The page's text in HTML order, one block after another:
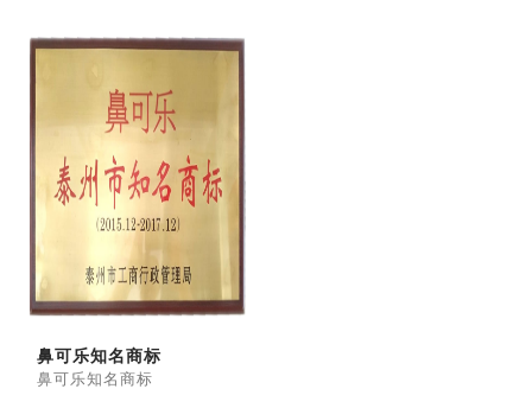
鼻可乐知名商标
鼻可乐知名商标